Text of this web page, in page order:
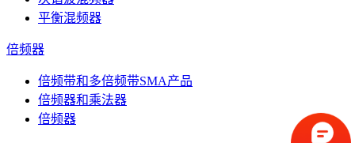
平衡混频器
倍频器
倍频带和多倍频带SMA产品
倍频器和乘法器
倍频器